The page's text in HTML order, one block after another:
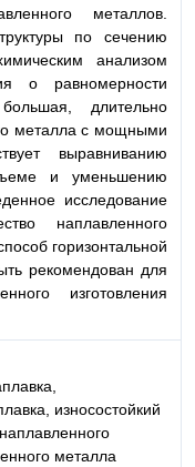
металлов.
по сечению
анализом
о равномерности
длительно
металла с мощными
выравниванию
и уменьшению
исследование
наплавленного
горизонтальной
рекомендован для
изготовления
износостойкий
металла